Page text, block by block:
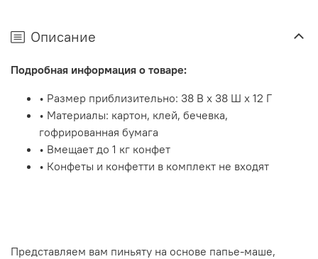
Описание
Подробная информация о товаре:
• Размер приблизительно: 38 В x 38 Ш x 12 Г
• Материалы: картон, клей, бечевка,
гофрированная бумага
• Вмещает до 1 кг конфет
• Конфеты и конфетти в комплект не входят
Представляем вам пиньяту на основе папье-маше,